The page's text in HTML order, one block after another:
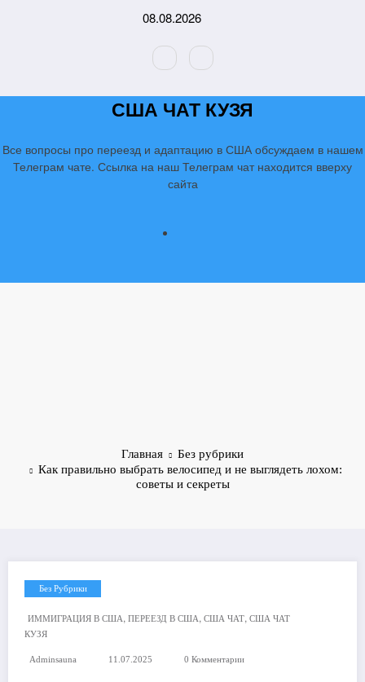
08.08.2026
США ЧАТ КУЗЯ
Все вопросы про переезд и адаптацию в США обсуждаем в нашем
Телеграм чате. Ссылка на наш Телеграм чат находится вверху
сайта
Главная
Без рубрики
Как правильно выбрать велосипед и не выглядеть лохом:
советы и секреты
Без Рубрики
ИММИГРАЦИЯ В США, ПЕРЕЕЗД В США, США ЧАТ, США ЧАТ
КУЗЯ
Adminsauna 11.07.2025 0 Комментарии